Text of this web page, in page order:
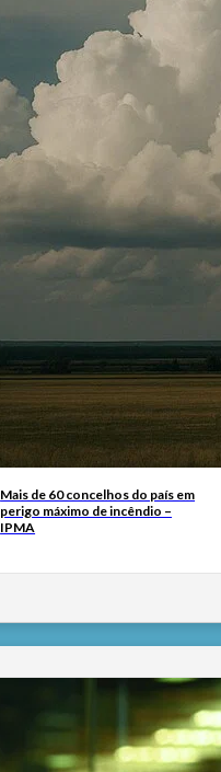
Mais de 60 concelhos do país em
perigo máximo de incêndio –
IPMA